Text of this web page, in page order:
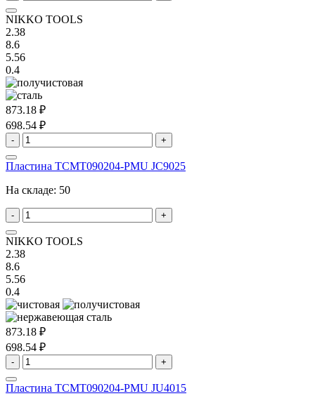
NIKKO TOOLS
2.38
8.6
5.56
0.4
873.18 ₽
698.54 ₽
- +
Пластина TCMT090204-PMU JC9025
На складе: 50
- +
NIKKO TOOLS
2.38
8.6
5.56
0.4
873.18 ₽
698.54 ₽
- +
Пластина TCMT090204-PMU JU4015